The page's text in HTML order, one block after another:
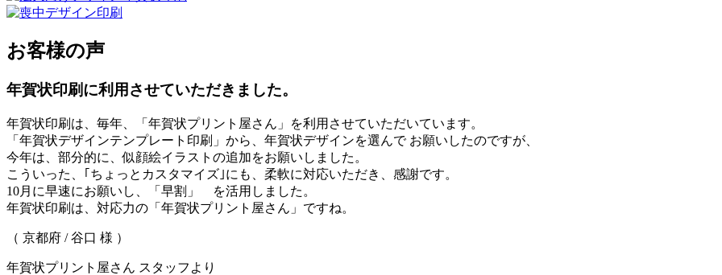
お客様の声
年賀状印刷に利用させていただきました。
年賀状印刷は、毎年、「年賀状プリント屋さん」を利用させていただいています。
「年賀状デザインテンプレート印刷」から、年賀状デザインを選んで お願いしたのですが、
今年は、部分的に、似顔絵イラストの追加をお願いしました。
こういった、｢ちょっとカスタマイズ｣にも、柔軟に対応いただき、感謝です。
10月に早速にお願いし、「早割」 を活用しました。
年賀状印刷は、対応力の「年賀状プリント屋さん」ですね。
（ 京都府 / 谷口 様 ）
年賀状プリント屋さん スタッフより